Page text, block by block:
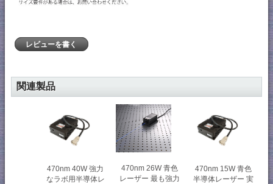
レビューを書く
関連製品
470nm 40W 強力
なラ​​ボ用半導体レ
470nm 26W 青色
レーザー 最も強力
470nm 15W 青色
半導体レーザー 実